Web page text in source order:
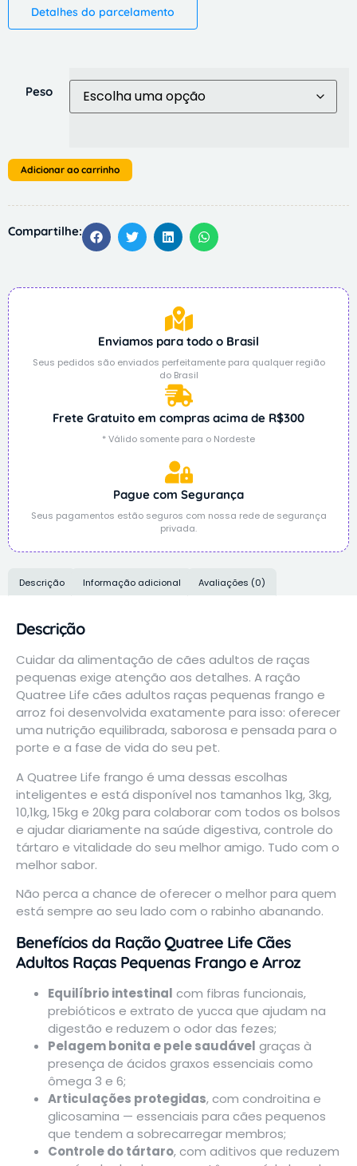
Detalhes do parcelamento
Peso
Adicionar ao carrinho
Compartilhe:
Enviamos para todo o Brasil
Seus pedidos são enviados perfeitamente para qualquer região
do Brasil
Frete Gratuito em compras acima de R$300
* Válido somente para o Nordeste
Pague com Segurança
Seus pagamentos estão seguros com nossa rede de segurança
privada.
Descrição Informação adicional Avaliações (0)
Descrição
Cuidar da alimentação de cães adultos de raças
pequenas exige atenção aos detalhes. A ração
Quatree Life cães adultos raças pequenas frango e
arroz foi desenvolvida exatamente para isso: oferecer
uma nutrição equilibrada, saborosa e pensada para o
porte e a fase de vida do seu pet.
A Quatree Life frango é uma dessas escolhas
inteligentes e está disponível nos tamanhos 1kg, 3kg,
10,1kg, 15kg e 20kg para colaborar com todos os bolsos
e ajudar diariamente na saúde digestiva, controle do
tártaro e vitalidade do seu melhor amigo. Tudo com o
melhor sabor.
Não perca a chance de oferecer o melhor para quem
está sempre ao seu lado com o rabinho abanando.
Benefícios da Ração Quatree Life Cães
Adultos Raças Pequenas Frango e Arroz
Equilíbrio intestinal com fibras funcionais,
prebióticos e extrato de yucca que ajudam na
digestão e reduzem o odor das fezes;
Pelagem bonita e pele saudável graças à
presença de ácidos graxos essenciais como
ômega 3 e 6;
Articulações protegidas, com condroitina e
glicosamina — essenciais para cães pequenos
que tendem a sobrecarregar membros;
Controle do tártaro, com aditivos que reduzem